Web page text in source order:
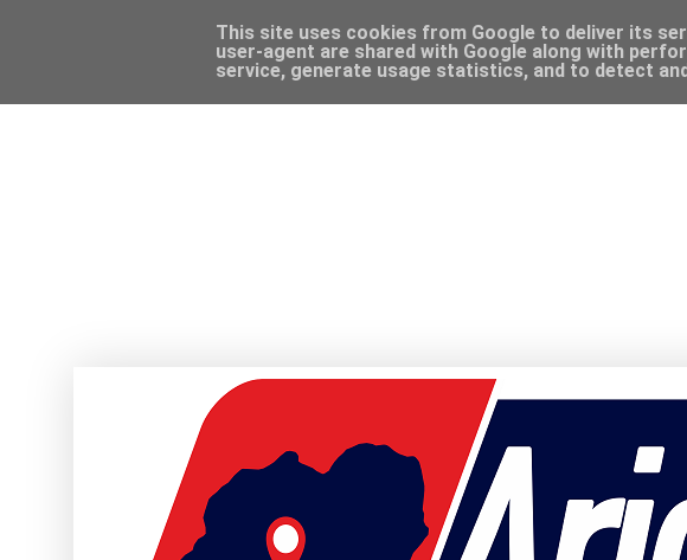
This site uses cookies from Google to deliver its
user-agent are shared with Google along with
service, generate usage statistics, and to detect